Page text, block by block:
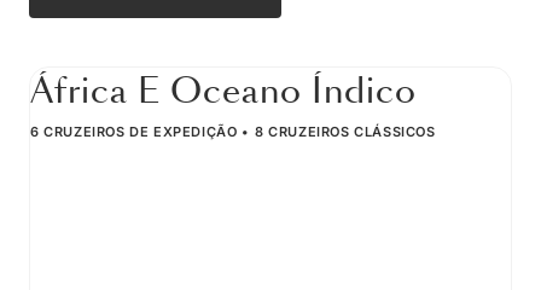
África E Oceano Índico
6 CRUZEIROS DE EXPEDIÇÃO 8 CRUZEIROS CLÁSSICOS